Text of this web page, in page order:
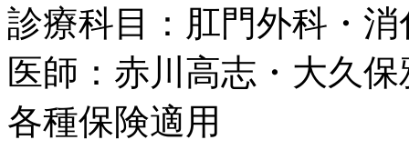
診療科目：肛門外科・
医師：赤川高志・大久保
各種保険適用